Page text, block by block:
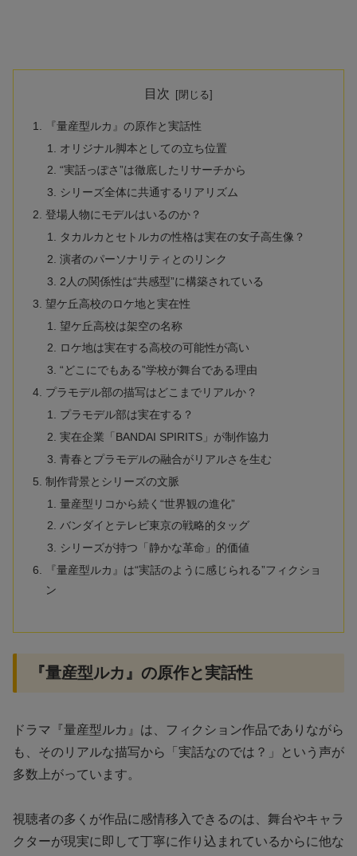
目次
『量産型ルカ』の原作と実話性
オリジナル脚本としての立ち位置
“実話っぽさ”は徹底したリサーチから
シリーズ全体に共通するリアリズム
登場人物にモデルはいるのか？
タカルカとセトルカの性格は実在の女子高生像？
演者のパーソナリティとのリンク
2人の関係性は“共感型”に構築されている
望ケ丘高校のロケ地と実在性
望ケ丘高校は架空の名称
ロケ地は実在する高校の可能性が高い
“どこにでもある”学校が舞台である理由
プラモデル部の描写はどこまでリアルか？
プラモデル部は実在する？
実在企業「BANDAI SPIRITS」が制作協力
青春とプラモデルの融合がリアルさを生む
制作背景とシリーズの文脈
量産型リコから続く“世界観の進化”
バンダイとテレビ東京の戦略的タッグ
シリーズが持つ「静かな革命」的価値
『量産型ルカ』は“実話のように感じられる”フィクショ
ン
『量産型ルカ』の原作と実話性
ドラマ『量産型ルカ』は、フィクション作品でありながら
も、そのリアルな描写から「実話なのでは？」という声が
多数上がっています。
視聴者の多くが作品に感情移入できるのは、舞台やキャラ
クターが現実に即して丁寧に作り込まれているからに他な